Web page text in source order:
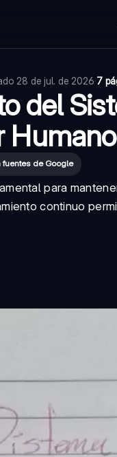
28 de jul. de 2026·7
del
Humano
fuentes de Google
para
continuo